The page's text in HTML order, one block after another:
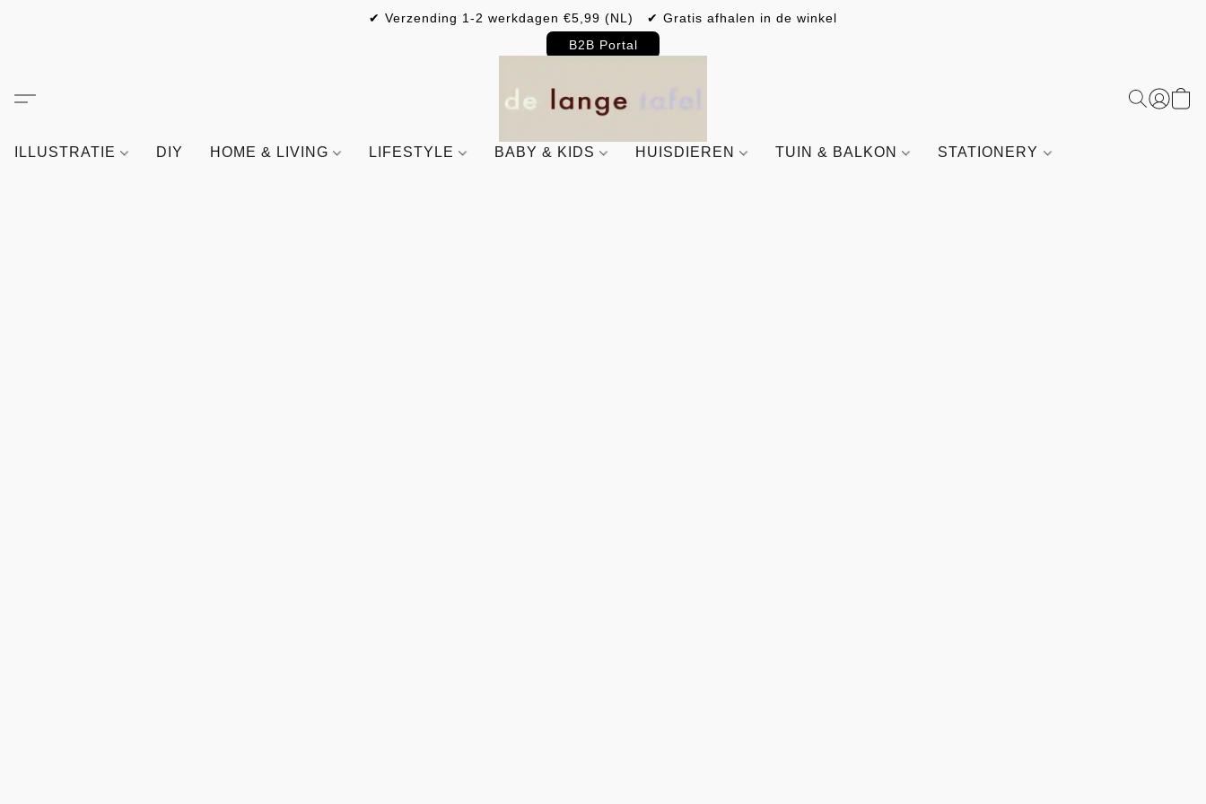
✔ Verzending 1-2 werkdagen €5,99 (NL) ✔ Gratis afhalen in de winkel
B2B Portal
ILLUSTRATIE DIY HOME & LIVING LIFESTYLE BABY & KIDS HUISDIEREN TUIN & BALKON STATIONERY